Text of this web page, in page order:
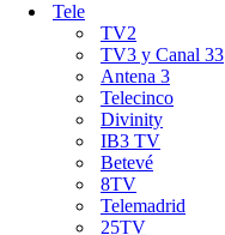
Tele
TV2
TV3 y Canal 33
Antena 3
Telecinco
Divinity
IB3 TV
Betevé
8TV
Telemadrid
25TV